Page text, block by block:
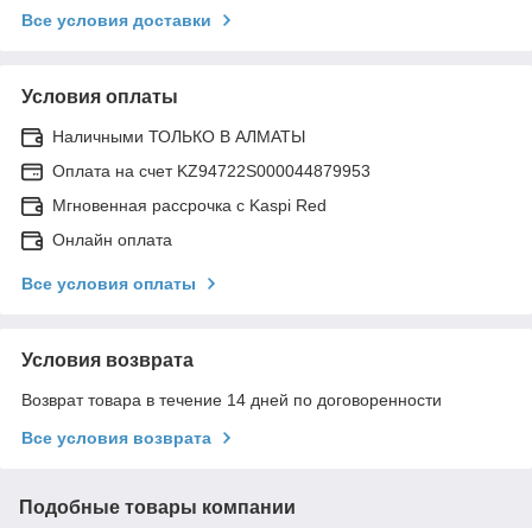
Все условия доставки
Условия оплаты
Наличными ТОЛЬКО В АЛМАТЫ
Оплата на счет KZ94722S000044879953
Мгновенная рассрочка с Kaspi Red
Онлайн оплата
Все условия оплаты
Условия возврата
Возврат товара в течение 14 дней по договоренности
Все условия возврата
Подобные товары компании